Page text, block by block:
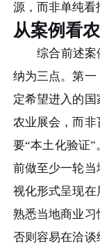
源，而非单纯看
从案例看
综合前述案
纳为三点。第
定希望进入的
农业展会，而
要“本土化验证
前做至少一轮
视化形式呈现
熟悉当地商业习
否则容易在洽谈